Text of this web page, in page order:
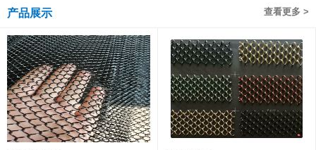
查看更多 >
产品展示